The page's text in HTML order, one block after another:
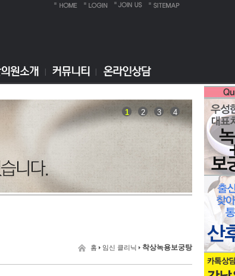
1 2 3 4
홈 임신 클리닉 착상녹용보궁탕